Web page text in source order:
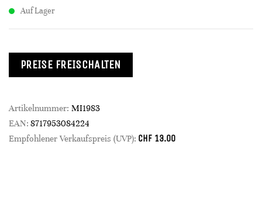
Auf Lager
PREISE FREISCHALTEN
Artikelnummer: MI1983
EAN: 8717953084224
Empfohlener Verkaufspreis (UVP): CHF 13.00